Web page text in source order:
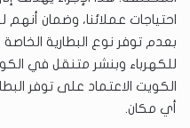
احتياجات عملائنا، وضمان
بعدم توفر نوع البطارية
للكهرباء وبنشر متنقل في
الكويت الاعتماد على توفر
أي مكان.